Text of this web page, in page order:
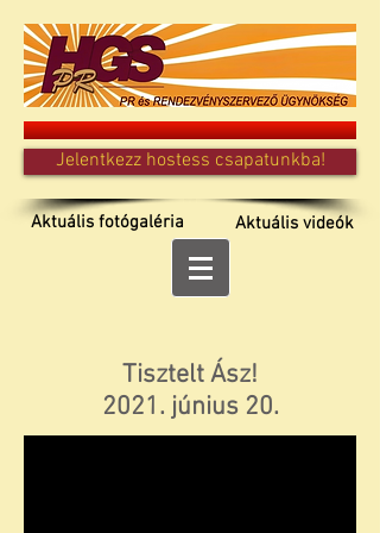
Jelentkezz hostess csapatunkba!
Aktuális fotógaléria Aktuális videók
Tisztelt Ász!
2021. június 20.